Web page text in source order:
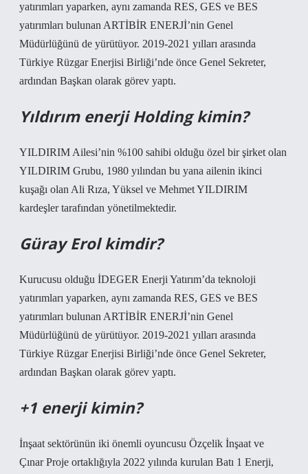
yatırımları yaparken, aynı zamanda RES, GES ve BES
yatırımları bulunan ARTİBİR ENERJİ’nin Genel
Müdürlüğünü de yürütüyor. 2019-2021 yılları arasında
Türkiye Rüzgar Enerjisi Birliği’nde önce Genel Sekreter,
ardından Başkan olarak görev yaptı.
Yıldırım enerji Holding kimin?
YILDIRIM Ailesi’nin %100 sahibi olduğu özel bir şirket olan
YILDIRIM Grubu, 1980 yılından bu yana ailenin ikinci
kuşağı olan Ali Rıza, Yüksel ve Mehmet YILDIRIM
kardeşler tarafından yönetilmektedir.
Güray Erol kimdir?
Kurucusu olduğu İDEGER Enerji Yatırım’da teknoloji
yatırımları yaparken, aynı zamanda RES, GES ve BES
yatırımları bulunan ARTİBİR ENERJİ’nin Genel
Müdürlüğünü de yürütüyor. 2019-2021 yılları arasında
Türkiye Rüzgar Enerjisi Birliği’nde önce Genel Sekreter,
ardından Başkan olarak görev yaptı.
+1 enerji kimin?
İnşaat sektörünün iki önemli oyuncusu Özçelik İnşaat ve
Çınar Proje ortaklığıyla 2022 yılında kurulan Batı 1 Enerji,